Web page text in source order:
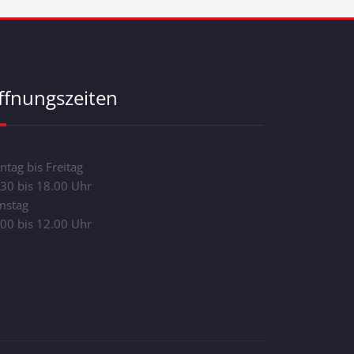
bis Freitag
bis 18.00 Uhr
bis 12.00 Uhr